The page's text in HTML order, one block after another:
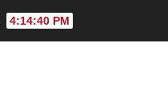
4:14:41 PM